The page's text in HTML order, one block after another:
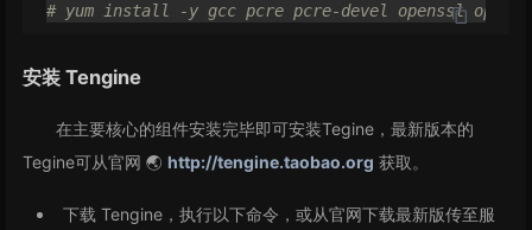
# yum install -y gcc pcre pcre-devel openssl
安装 Tengine
在主要核心的组件安装完毕即可安装Tegine，最新版本的
Tegine可从官网 🌏 http://tengine.taobao.org 获取。
下载 Tengine，执行以下命令，或从官网下载最新版传至服